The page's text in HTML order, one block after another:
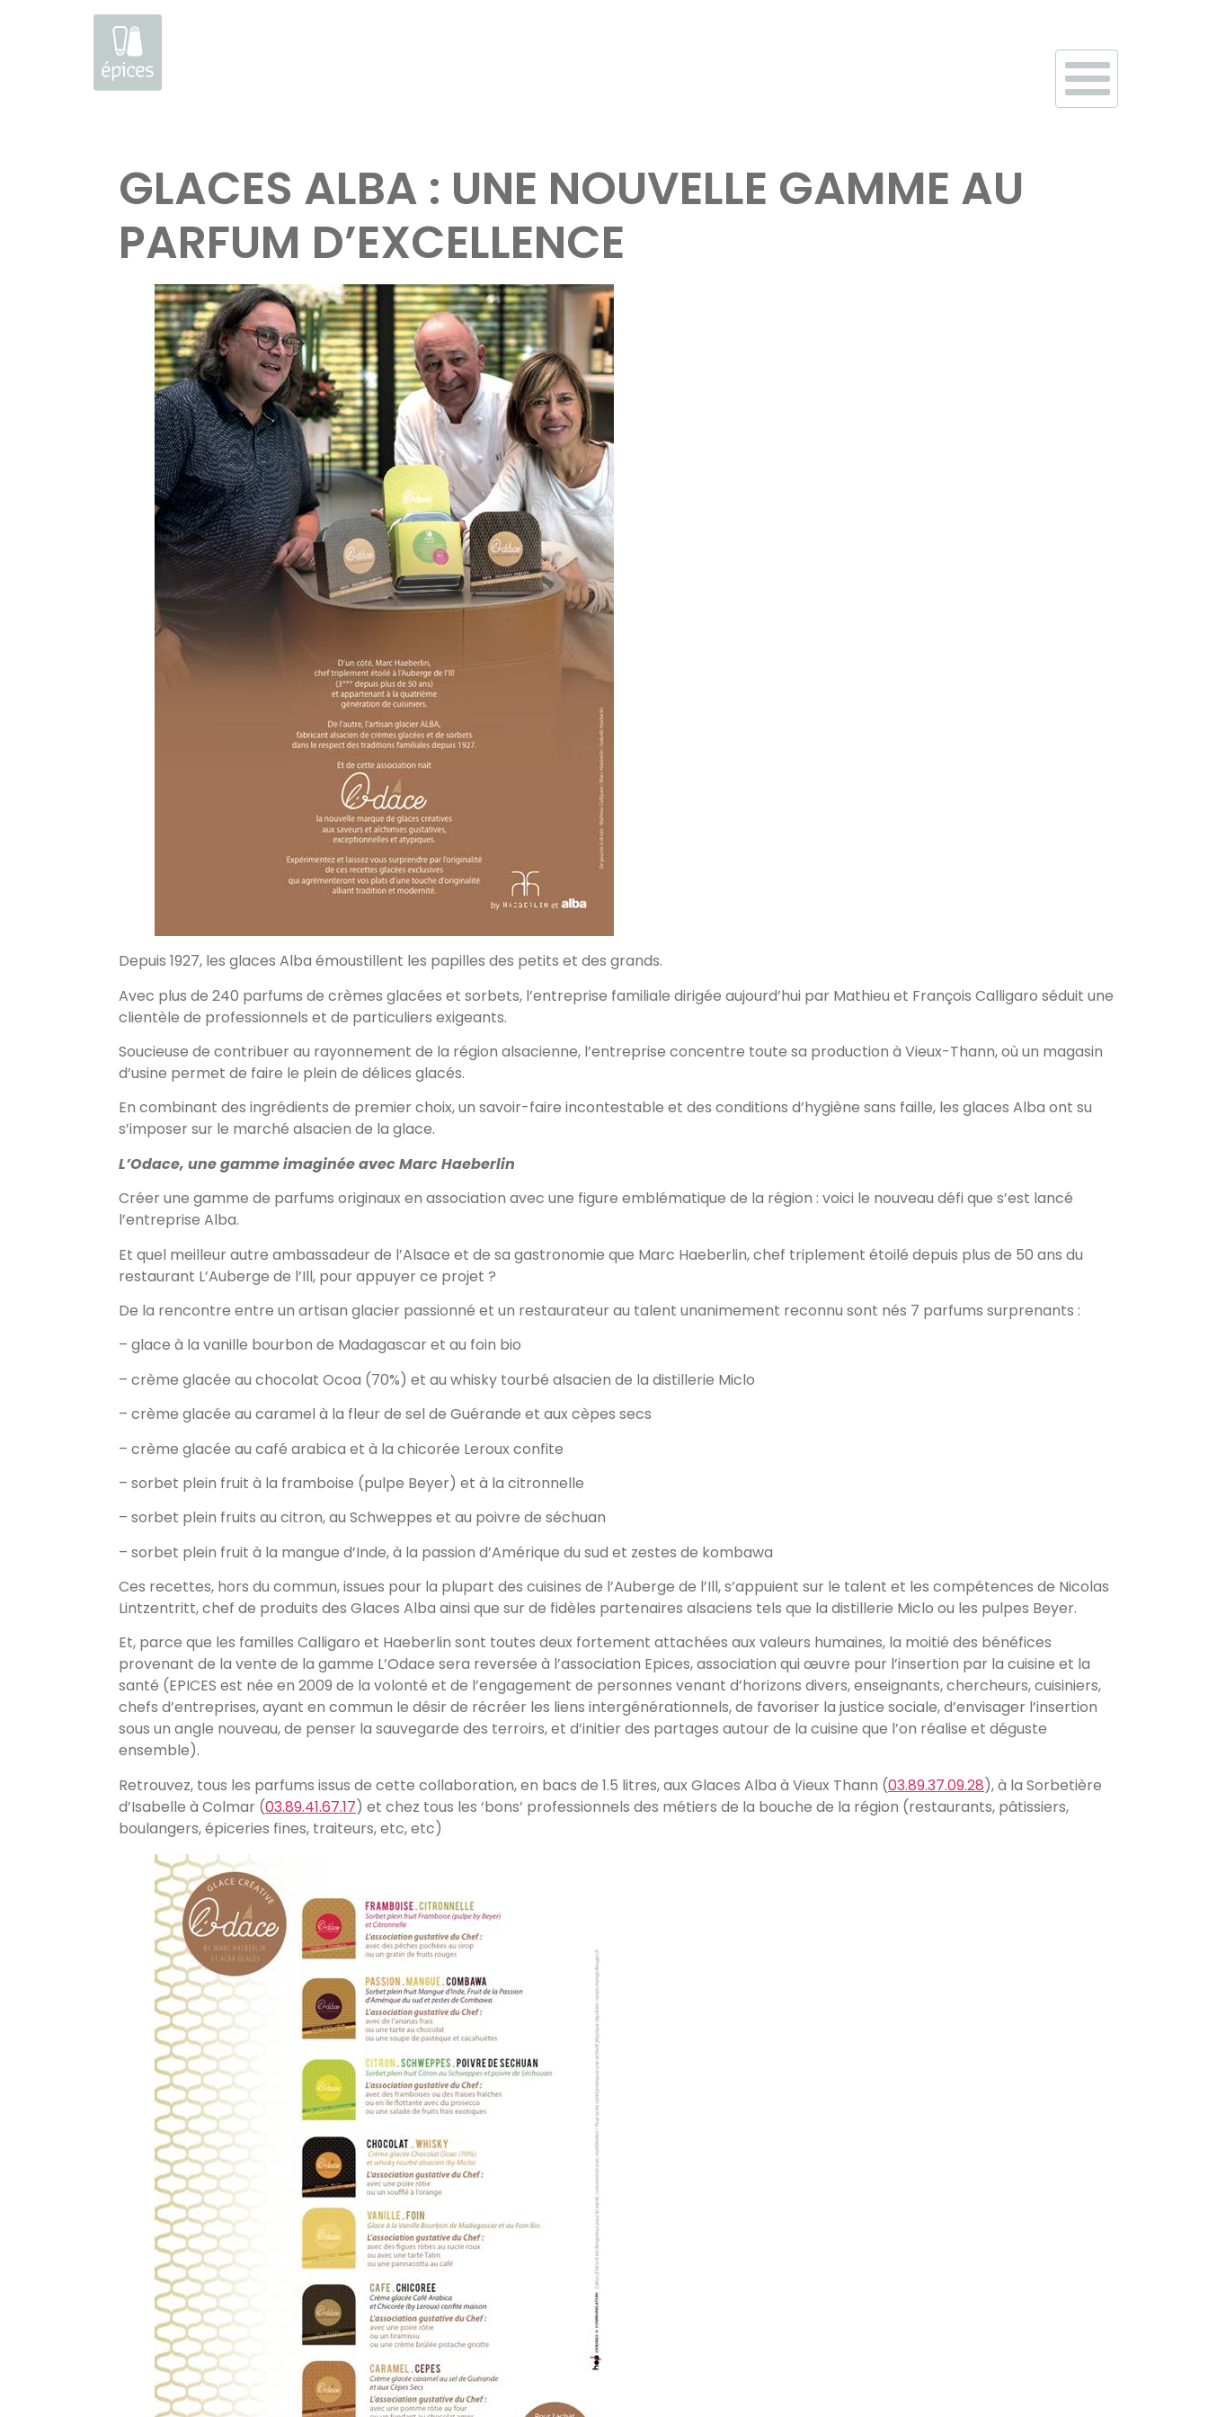
GLACES ALBA : UNE NOUVELLE GAMME AU
PARFUM D’EXCELLENCE
Depuis 1927, les glaces Alba émoustillent les papilles des petits et des grands.
Avec plus de 240 parfums de crèmes glacées et sorbets, l’entreprise familiale dirigée aujourd’hui par Mathieu et François Calligaro séduit une
clientèle de professionnels et de particuliers exigeants.
Soucieuse de contribuer au rayonnement de la région alsacienne, l’entreprise concentre toute sa production à Vieux-Thann, où un magasin
d’usine permet de faire le plein de délices glacés.
En combinant des ingrédients de premier choix, un savoir-faire incontestable et des conditions d’hygiène sans faille, les glaces Alba ont su
s’imposer sur le marché alsacien de la glace.
L’Odace, une gamme imaginée avec Marc Haeberlin
Créer une gamme de parfums originaux en association avec une figure emblématique de la région : voici le nouveau défi que s’est lancé
l’entreprise Alba.
Et quel meilleur autre ambassadeur de l’Alsace et de sa gastronomie que Marc Haeberlin, chef triplement étoilé depuis plus de 50 ans du
restaurant L’Auberge de l’Ill, pour appuyer ce projet ?
De la rencontre entre un artisan glacier passionné et un restaurateur au talent unanimement reconnu sont nés 7 parfums surprenants :
– glace à la vanille bourbon de Madagascar et au foin bio
– crème glacée au chocolat Ocoa (70%) et au whisky tourbé alsacien de la distillerie Miclo
– crème glacée au caramel à la fleur de sel de Guérande et aux cèpes secs
– crème glacée au café arabica et à la chicorée Leroux confite
– sorbet plein fruit à la framboise (pulpe Beyer) et à la citronnelle
– sorbet plein fruits au citron, au Schweppes et au poivre de séchuan
– sorbet plein fruit à la mangue d’Inde, à la passion d’Amérique du sud et zestes de kombawa
Ces recettes, hors du commun, issues pour la plupart des cuisines de l’Auberge de l’Ill, s’appuient sur le talent et les compétences de Nicolas
Lintzentritt, chef de produits des Glaces Alba ainsi que sur de fidèles partenaires alsaciens tels que la distillerie Miclo ou les pulpes Beyer.
Et, parce que les familles Calligaro et Haeberlin sont toutes deux fortement attachées aux valeurs humaines, la moitié des bénéfices
provenant de la vente de la gamme L’Odace sera reversée à l’association Epices, association qui œuvre pour l’insertion par la cuisine et la
santé (EPICES est née en 2009 de la volonté et de l’engagement de personnes venant d’horizons divers, enseignants, chercheurs, cuisiniers,
chefs d’entreprises, ayant en commun le désir de récréer les liens intergénérationnels, de favoriser la justice sociale, d’envisager l’insertion
sous un angle nouveau, de penser la sauvegarde des terroirs, et d’initier des partages autour de la cuisine que l’on réalise et déguste
ensemble).
Retrouvez, tous les parfums issus de cette collaboration, en bacs de 1.5 litres, aux Glaces Alba à Vieux Thann (03.89.37.09.28), à la Sorbetière
d’Isabelle à Colmar (03.89.41.67.17) et chez tous les ‘bons’ professionnels des métiers de la bouche de la région (restaurants, pâtissiers,
boulangers, épiceries fines, traiteurs, etc, etc)